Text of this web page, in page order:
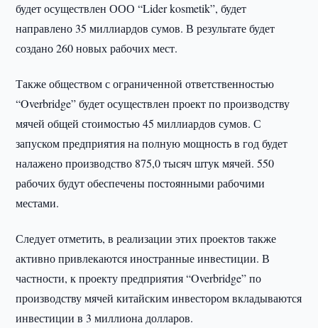
будет осуществлен ООО “Lider kosmetik”, будет
направлено 35 миллиардов сумов. В результате будет
создано 260 новых рабочих мест.
Также обществом с ограниченной ответственностью
“Overbridge” будет осуществлен проект по производству
мячей общей стоимостью 45 миллиардов сумов. С
запуском предприятия на полную мощность в год будет
налажено производство 875,0 тысяч штук мячей. 550
рабочих будут обеспечены постоянными рабочими
местами.
Следует отметить, в реализации этих проектов также
активно привлекаются иностранные инвестиции. В
частности, к проекту предприятия “Overbridge” по
производству мячей китайским инвестором вкладываются
инвестиции в 3 миллиона долларов.